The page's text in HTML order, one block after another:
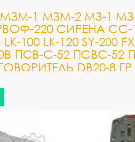
1 МЗМ-2 МЗ-1 МЗ-
220 СИРЕНА
100 LK-120 SY-200
ПСВ-С-52 ПСВС-
DB20-8 ГР